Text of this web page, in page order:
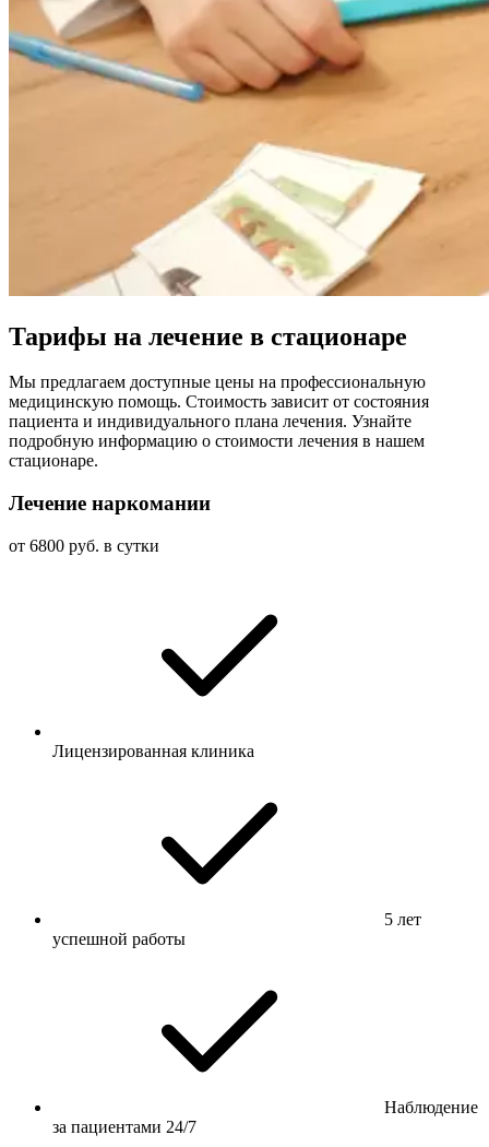
Тарифы на лечение в стационаре
Мы предлагаем доступные цены на профессиональную
медицинскую помощь. Стоимость зависит от состояния
пациента и индивидуального плана лечения. Узнайте
подробную информацию о стоимости лечения в нашем
стационаре.
Лечение наркомании
от 6800 руб. в сутки
Лицензированная клиника
5 лет
успешной работы
Наблюдение
за пациентами 24/7